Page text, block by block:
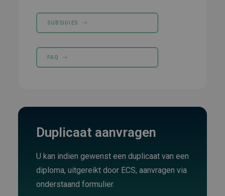
SUBSIDIES
FAQ
Duplicaat aanvragen
U kan indien gewenst een duplicaat van een
diploma, uitgereikt door ECS, aanvragen via
onderstaand formulier.